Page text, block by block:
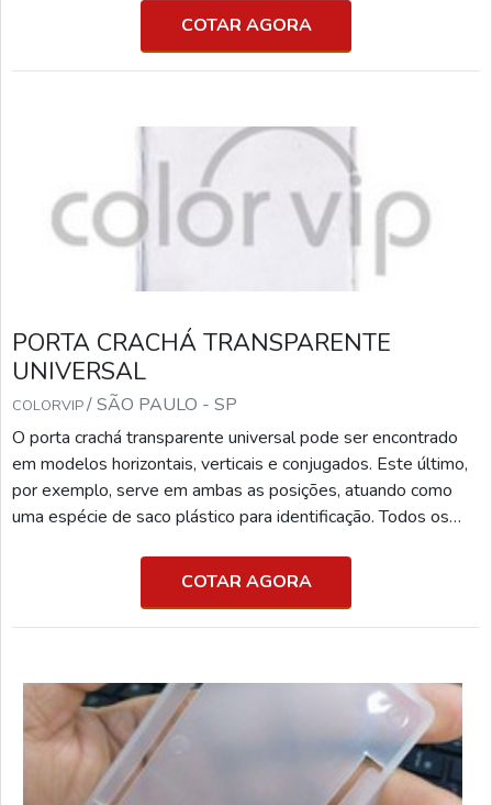
CRACHÁ TRANSPARENTE Isso porque o artefato pode
pescoço das pessoas que devem utilizá-lo. Sendo assim,
COTAR AGORA
PORTA CRACHÁ TRANSPARENTE
UNIVERSAL
COLORVIP/ SÃO PAULO - SP
O porta crachá transparente universal pode ser encontrado
em modelos horizontais, verticais e conjugados. Este último,
por exemplo, serve em ambas as posições, atuando como
uma espécie de saco plástico para identificação. Todos os
durabilidade e impossibilidade de sofrer danos com facilidade.
utilizado em ambientes como empresas, escolas, faculdades,
COTAR AGORA